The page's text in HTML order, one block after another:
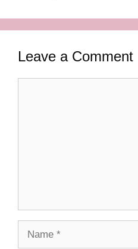
Leave a Comment